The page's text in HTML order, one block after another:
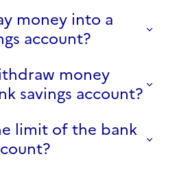
money into a
account?
money
savings account?
limit of the bank